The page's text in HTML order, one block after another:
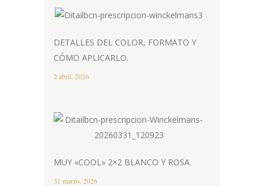
DETALLES DEL COLOR, FORMATO Y
CÓMO APLICARLO.
2 abril, 2026
MUY «COOL» 2×2 BLANCO Y ROSA.
31 marzo, 2026